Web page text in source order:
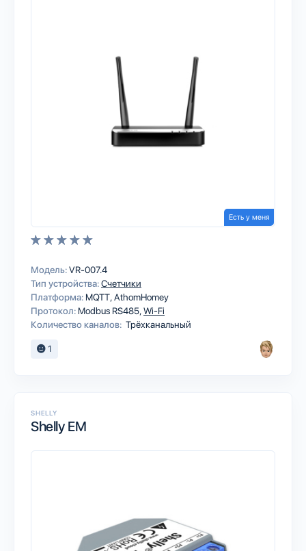
Есть у меня
Модель:VR-007.4
Тип устройства:Счетчики
Платформа: MQTTAthomHomey
Протокол: Modbus RS485Wi-Fi
Количество каналов: Трёхканальный
1
SHELLY
Shelly EM